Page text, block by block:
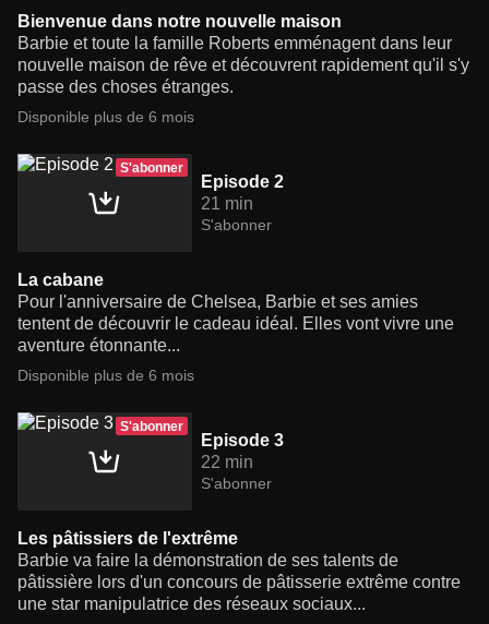
Bienvenue dans notre nouvelle maison
Barbie et toute la famille Roberts emménagent dans leur
nouvelle maison de rêve et découvrent rapidement qu'il s'y
passe des choses étranges.
Disponible plus de 6 mois
S'abonner
Episode 2
21 min
S'abonner
La cabane
Pour l'anniversaire de Chelsea, Barbie et ses amies
tentent de découvrir le cadeau idéal. Elles vont vivre une
aventure étonnante...
Disponible plus de 6 mois
S'abonner
Episode 3
22 min
S'abonner
Les pâtissiers de l'extrême
Barbie va faire la démonstration de ses talents de
pâtissière lors d'un concours de pâtisserie extrême contre
une star manipulatrice des réseaux sociaux...